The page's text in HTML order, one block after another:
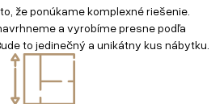
že ponúkame komplexné riešenie.
a vyrobíme presne podľa
to jedinečný a unikátny kus nábytku.